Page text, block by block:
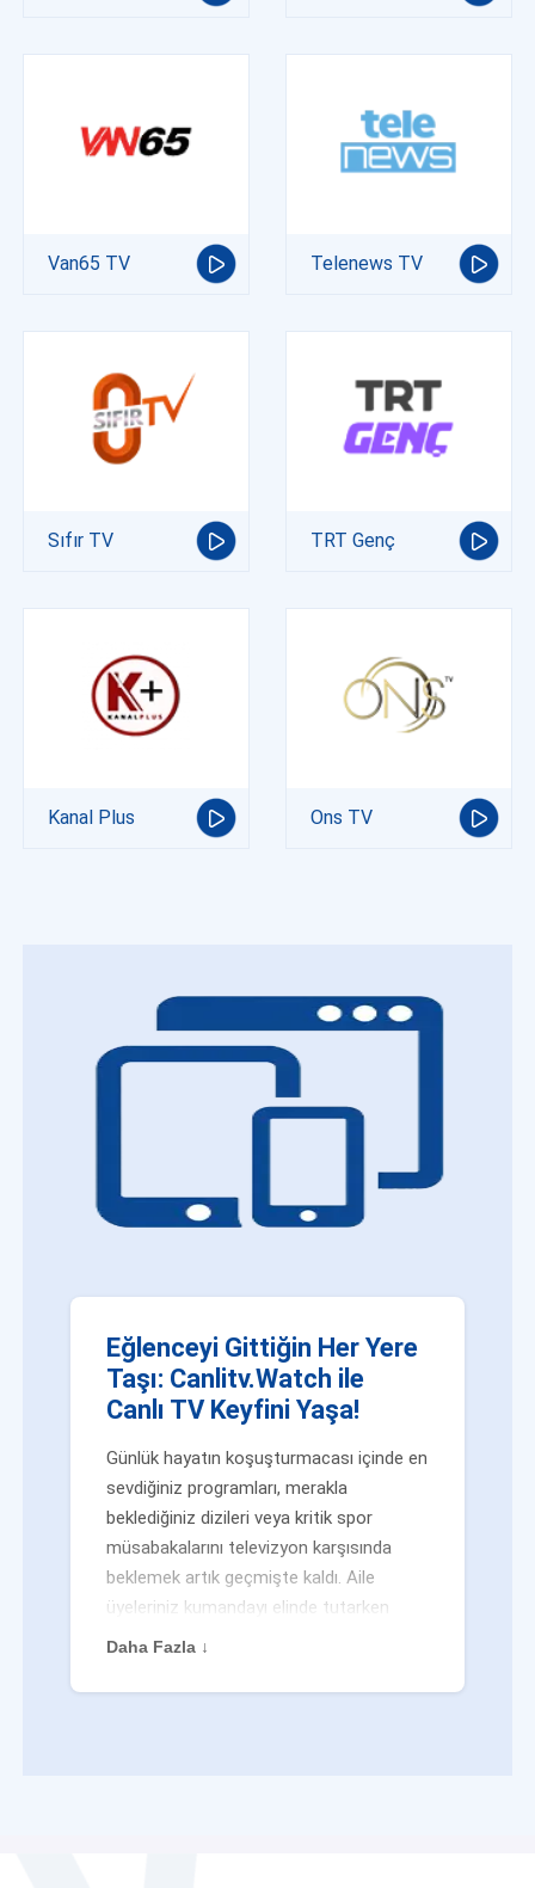
Van65 TV Telenews TV
Sıfır TV TRT Genç
Kanal Plus Ons TV
Eğlenceyi Gittiğin Her Yere
Taşı: Canlitv.Watch ile
Canlı TV Keyfini Yaşa!
Günlük hayatın koşuşturmacası içinde en
sevdiğiniz programları, merakla
beklediğiniz dizileri veya kritik spor
müsabakalarını televizyon karşısında
beklemek artık geçmişte kaldı. Aile
üyeleriniz kumandayı elinde tutarken
veya siz evden uzaktayken bile
değilsiniz. Geleneksel yayıncılığın
Daha Fazla ↓